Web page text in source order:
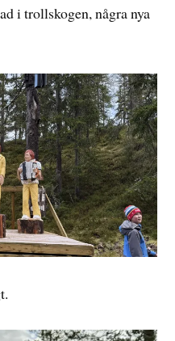
i trollskogen, några nya